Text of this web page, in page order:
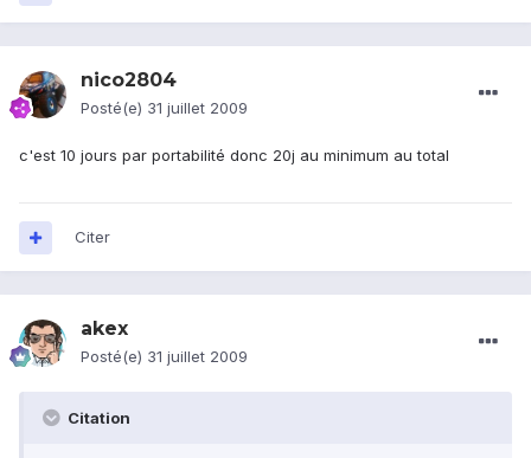
nico2804
Posté(e) 31 juillet 2009
c'est 10 jours par portabilité donc 20j au minimum au total
Citer
akex
Posté(e) 31 juillet 2009
Citation